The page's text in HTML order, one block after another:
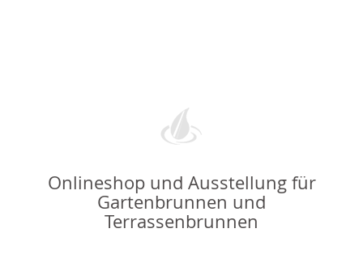
Onlineshop und Ausstellung für
Gartenbrunnen und
Terrassenbrunnen